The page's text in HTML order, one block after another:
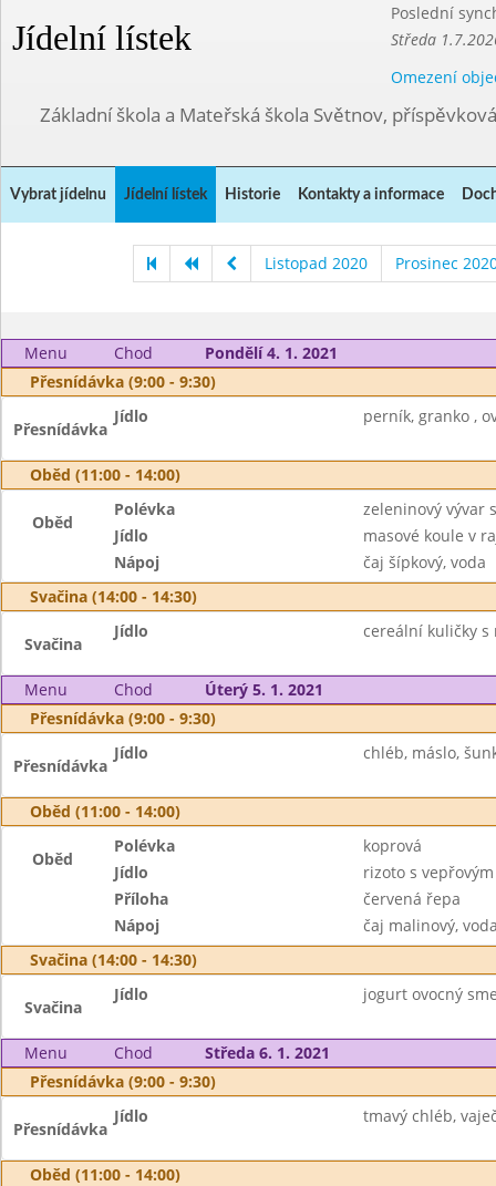
Jídelní lístek
Poslední
Středa
Omezení
Základní škola a Mateřská škola Světnov,
Vybrat jídelnu Jídelní lístek Historie Kontakty a informace
Listopad 2020 Prosinec
Menu Chod
Pondělí 4. 1. 2021
Přesnídávka (9:00 - 9:30)
Přesnídávka
Jídlo perník, granko ,
Oběd (11:00 - 14:00)
Oběd
Polévka
zeleninový vývar
Jídlo
masové koule v
Nápoj
čaj šípkový, voda
Svačina (14:00 - 14:30)
Svačina
Jídlo cereální kuličky s
Menu Chod
Úterý 5. 1. 2021
Přesnídávka (9:00 - 9:30)
Přesnídávka
Jídlo chléb, máslo,
Oběd (11:00 - 14:00)
Oběd
Polévka
koprová
Jídlo
rizoto s
Příloha
červená řepa
Nápoj
čaj malinový,
Svačina (14:00 - 14:30)
Svačina
Jídlo jogurt ovocný
Menu Chod
Středa 6. 1. 2021
Přesnídávka (9:00 - 9:30)
Přesnídávka
Jídlo tmavý chléb,
Oběd (11:00 - 14:00)